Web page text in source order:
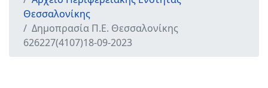
Θεσσαλονίκης
Δημοπρασία Π.Ε. Θεσσαλονίκης
626227(4107)18-09-2023